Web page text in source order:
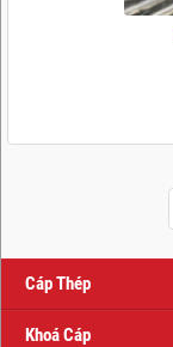
Cáp Thép
Khoá Cáp